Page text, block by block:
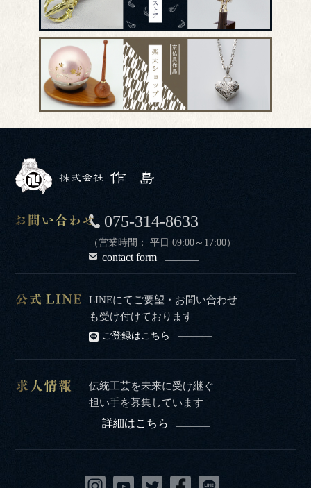
075-314-8633
（営業時間： 平日 09:00～17:00）
contact form
LINEにてご要望・お問い合わせ
も受け付けております
ご登録はこちら
伝統工芸を未来に受け継ぐ
担い手を募集しています
詳細はこちら